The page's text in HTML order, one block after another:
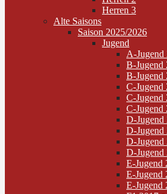
Herren 3
Alte Saisons
Saison 2025/2026
Jugend
A-Jugend
B-Jugend
B-Jugend
C-Jugend
C-Jugend
C-Jugend
D-Jugend
D-Jugend
D-Jugend
D-Jugend
E-Jugend
E-Jugend
E-Jugend